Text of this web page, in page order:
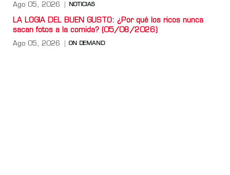
Ago 05, 2026 NOTICIAS
LA LOGIA DEL BUEN GUSTO: ¿Por qué los ricos nunca
sacan fotos a la comida? (05/08/2026)
Ago 05, 2026 ON DEMAND